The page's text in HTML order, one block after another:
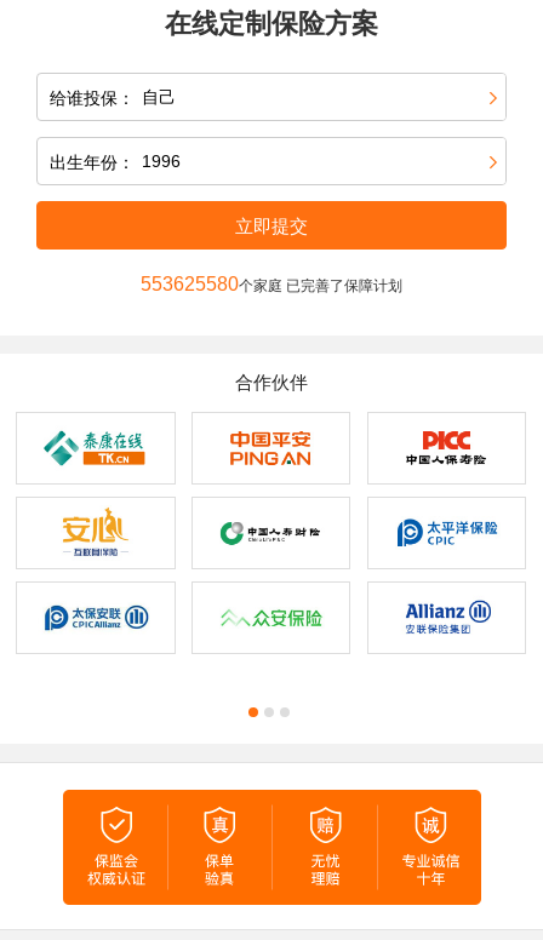
在线定制保险方案
给谁投保：
出生年份：
立即提交
553625580个家庭 已完善了保障计划
合作伙伴